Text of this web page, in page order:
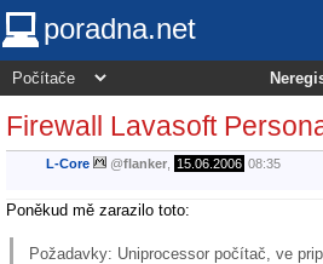
poradna.net
Firewall Lavasoft
L-Core @flanker 15.06.2006 08:35
Poněkud mě zarazilo toto:
Požadavky: Uniprocessor počítač, ve